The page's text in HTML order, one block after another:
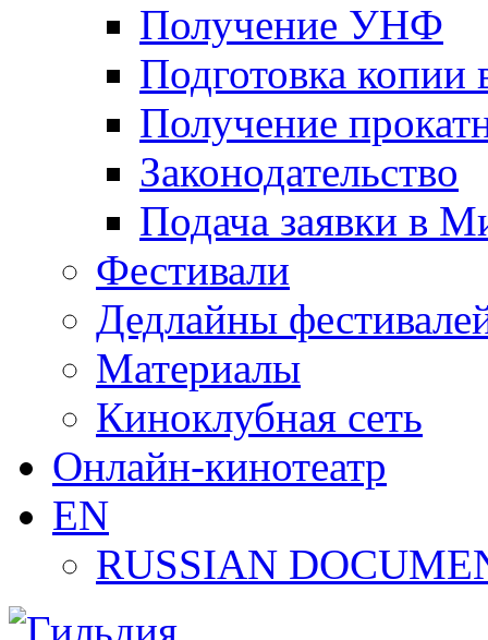
Получение УНФ
Подготовка копии
Получение
Законодательство
Подача заявки в
Фестивали
Дедлайны
Материалы
Киноклубная сеть
Онлайн-кинотеатр
EN
RUSSIAN